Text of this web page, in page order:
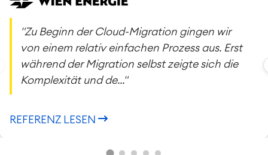
"Zu Beginn der Cloud-Migration gingen wir
von einem relativ einfachen Prozess aus. Erst
während der Migration selbst zeigte sich die
Komplexität und de..."
REFERENZ LESEN